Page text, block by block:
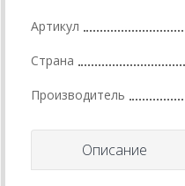
Артикул
Страна
Производитель
Описание